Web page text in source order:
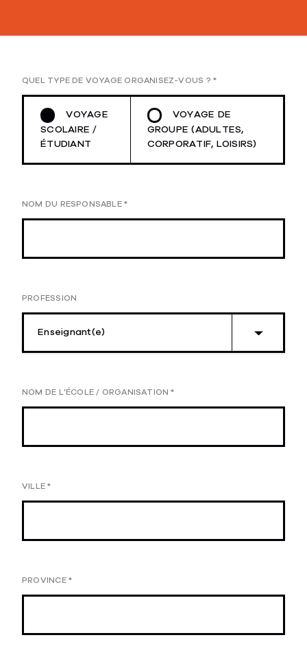
QUEL TYPE DE VOYAGE ORGANISEZ-VOUS ? *
VOYAGE
SCOLAIRE /
ÉTUDIANT
VOYAGE DE
GROUPE (ADULTES,
CORPORATIF, LOISIRS)
NOM DU RESPONSABLE*
PROFESSION
Enseignant(e)
NOM DE L’ÉCOLE / ORGANISATION*
VILLE*
PROVINCE *